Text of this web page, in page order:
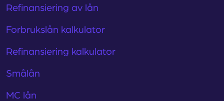
Refinansiering av lån
Forbrukslån kalkulator
Refinansiering kalkulator
Smålån
MC lån